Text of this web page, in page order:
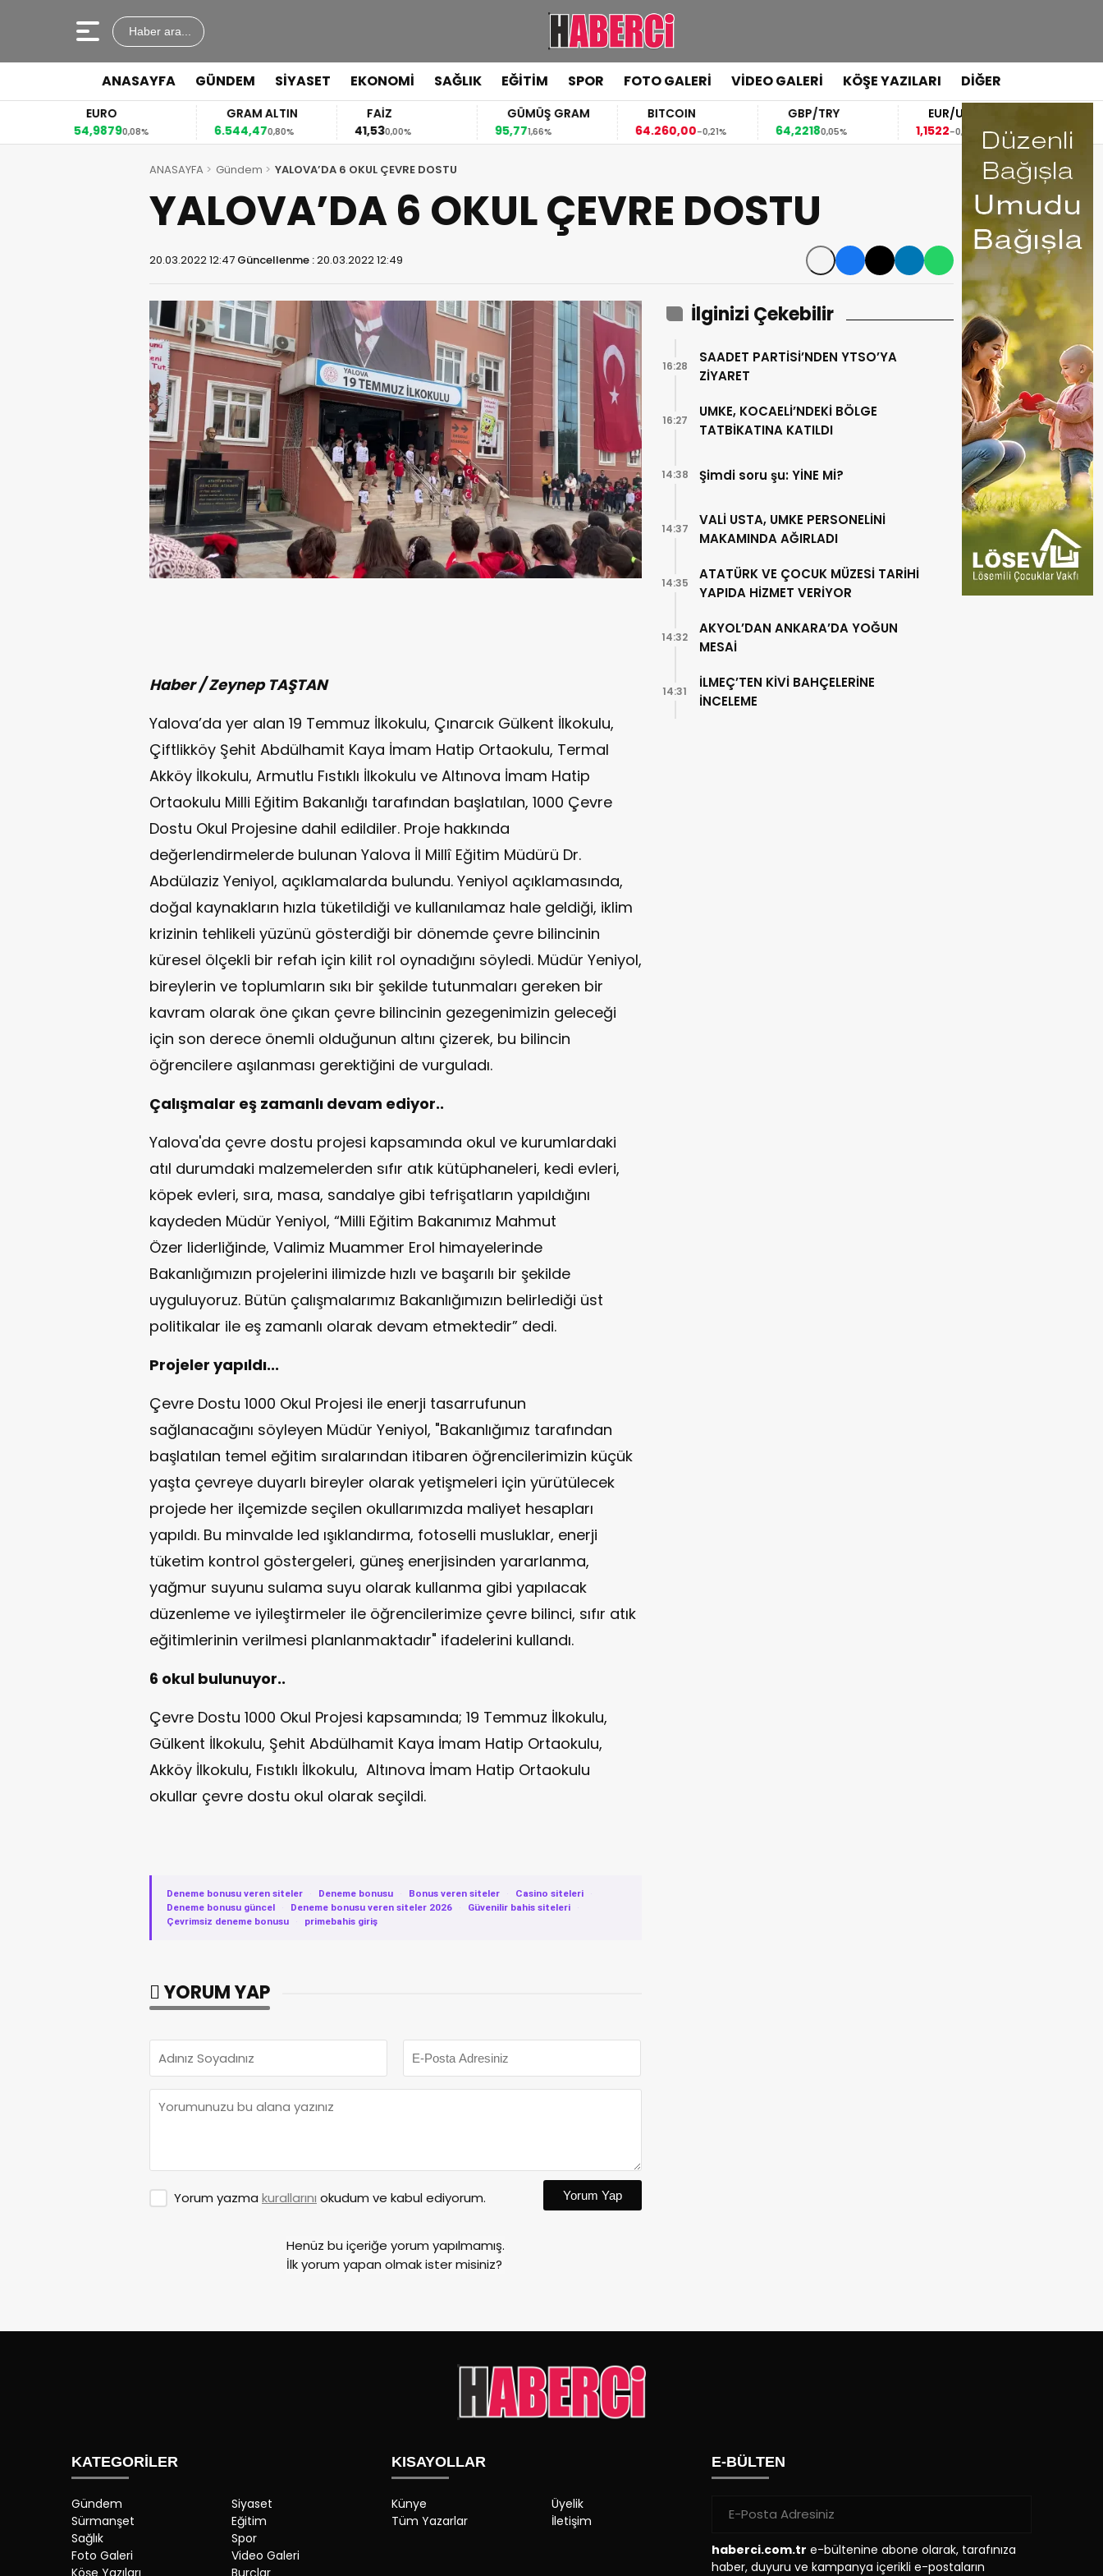
Haber ara...
ANASAYFA GÜNDEM SİYASET EKONOMİ SAĞLIK EĞİTİM SPOR FOTO GALERİ VİDEO GALERİ KÖŞE YAZILARI DİĞER
EURO
54,98790,08%
GRAM ALTIN
6.544,470,80%
FAİZ
41,530,00%
GÜMÜŞ GRAM
95,771,66%
BITCOIN
64.260,00-0,21%
GBP/TRY
64,22180,05%
EUR/USD
1,1522-0,03%
83,72
ANASAYFA Gündem YALOVA’DA 6 OKUL ÇEVRE DOSTU
YALOVA’DA 6 OKUL ÇEVRE DOSTU
20.03.2022 12:47 Güncellenme :20.03.2022 12:49
Haber / Zeynep TAŞTAN
Yalova’da yer alan 19 Temmuz İlkokulu, Çınarcık Gülkent İlkokulu,
Çiftlikköy Şehit Abdülhamit Kaya İmam Hatip Ortaokulu, Termal
Akköy İlkokulu, Armutlu Fıstıklı İlkokulu ve Altınova İmam Hatip
Ortaokulu Milli Eğitim Bakanlığı tarafından başlatılan, 1000 Çevre
Dostu Okul Projesine dahil edildiler. Proje hakkında
değerlendirmelerde bulunan Yalova İl Millî Eğitim Müdürü Dr.
Abdülaziz Yeniyol, açıklamalarda bulundu. Yeniyol açıklamasında,
doğal kaynakların hızla tüketildiği ve kullanılamaz hale geldiği, iklim
krizinin tehlikeli yüzünü gösterdiği bir dönemde çevre bilincinin
küresel ölçekli bir refah için kilit rol oynadığını söyledi. Müdür Yeniyol,
bireylerin ve toplumların sıkı bir şekilde tutunmaları gereken bir
kavram olarak öne çıkan çevre bilincinin gezegenimizin geleceği
için son derece önemli olduğunun altını çizerek, bu bilincin
öğrencilere aşılanması gerektiğini de vurguladı.
Çalışmalar eş zamanlı devam ediyor..
Yalova'da çevre dostu projesi kapsamında okul ve kurumlardaki
atıl durumdaki malzemelerden sıfır atık kütüphaneleri, kedi evleri,
köpek evleri, sıra, masa, sandalye gibi tefrişatların yapıldığını
kaydeden Müdür Yeniyol, “Milli Eğitim Bakanımız Mahmut
Özer liderliğinde, Valimiz Muammer Erol himayelerinde
Bakanlığımızın projelerini ilimizde hızlı ve başarılı bir şekilde
uyguluyoruz. Bütün çalışmalarımız Bakanlığımızın belirlediği üst
politikalar ile eş zamanlı olarak devam etmektedir” dedi.
Projeler yapıldı...
Çevre Dostu 1000 Okul Projesi ile enerji tasarrufunun
sağlanacağını söyleyen Müdür Yeniyol, "Bakanlığımız tarafından
başlatılan temel eğitim sıralarından itibaren öğrencilerimizin küçük
yaşta çevreye duyarlı bireyler olarak yetişmeleri için yürütülecek
projede her ilçemizde seçilen okullarımızda maliyet hesapları
yapıldı. Bu minvalde led ışıklandırma, fotoselli musluklar, enerji
tüketim kontrol göstergeleri, güneş enerjisinden yararlanma,
yağmur suyunu sulama suyu olarak kullanma gibi yapılacak
düzenleme ve iyileştirmeler ile öğrencilerimize çevre bilinci, sıfır atık
eğitimlerinin verilmesi planlanmaktadır" ifadelerini kullandı.
6 okul bulunuyor..
Çevre Dostu 1000 Okul Projesi kapsamında; 19 Temmuz İlkokulu,
Gülkent İlkokulu, Şehit Abdülhamit Kaya İmam Hatip Ortaokulu,
Akköy İlkokulu, Fıstıklı İlkokulu, Altınova İmam Hatip Ortaokulu
okullar çevre dostu okul olarak seçildi.
Deneme bonusu veren siteler · Deneme bonusu · Bonus veren siteler · Casino siteleri
·
Deneme bonusu güncel
· Deneme bonusu veren siteler 2026 · Güvenilir bahis siteleri
·
Çevrimsiz deneme bonusu
· primebahis giriş
YORUM YAP
Yorum yazma kurallarını okudum ve kabul ediyorum. Yorum Yap
Henüz bu içeriğe yorum yapılmamış.
İlk yorum yapan olmak ister misiniz?
İlginizi Çekebilir
SAADET PARTİSİ’NDEN YTSO’YA
ZİYARET
16:28
UMKE, KOCAELİ’NDEKİ BÖLGE
TATBİKATINA KATILDI
16:27
Şimdi soru şu: YİNE Mİ?
14:38
VALİ USTA, UMKE PERSONELİNİ
MAKAMINDA AĞIRLADI
14:37
ATATÜRK VE ÇOCUK MÜZESİ TARİHİ
YAPIDA HİZMET VERİYOR
14:35
AKYOL’DAN ANKARA’DA YOĞUN
MESAİ
14:32
İLMEÇ’TEN KİVİ BAHÇELERİNE
İNCELEME
14:31
KATEGORİLER
Gündem
Siyaset
Sürmanşet
Eğitim
Sağlık
Spor
Foto Galeri
Video Galeri
Köşe Yazıları
Burçlar
KISAYOLLAR
Künye
Üyelik
Tüm Yazarlar
İletişim
E-BÜLTEN
haberci.com.tr e-bültenine abone olarak, tarafınıza
haber, duyuru ve kampanya içerikli e-postaların